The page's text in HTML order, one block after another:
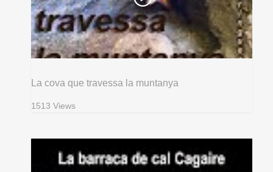
La cova que travessa la muntanya
1513 Views